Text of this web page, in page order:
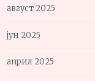
август 2025
јун 2025
април 2025